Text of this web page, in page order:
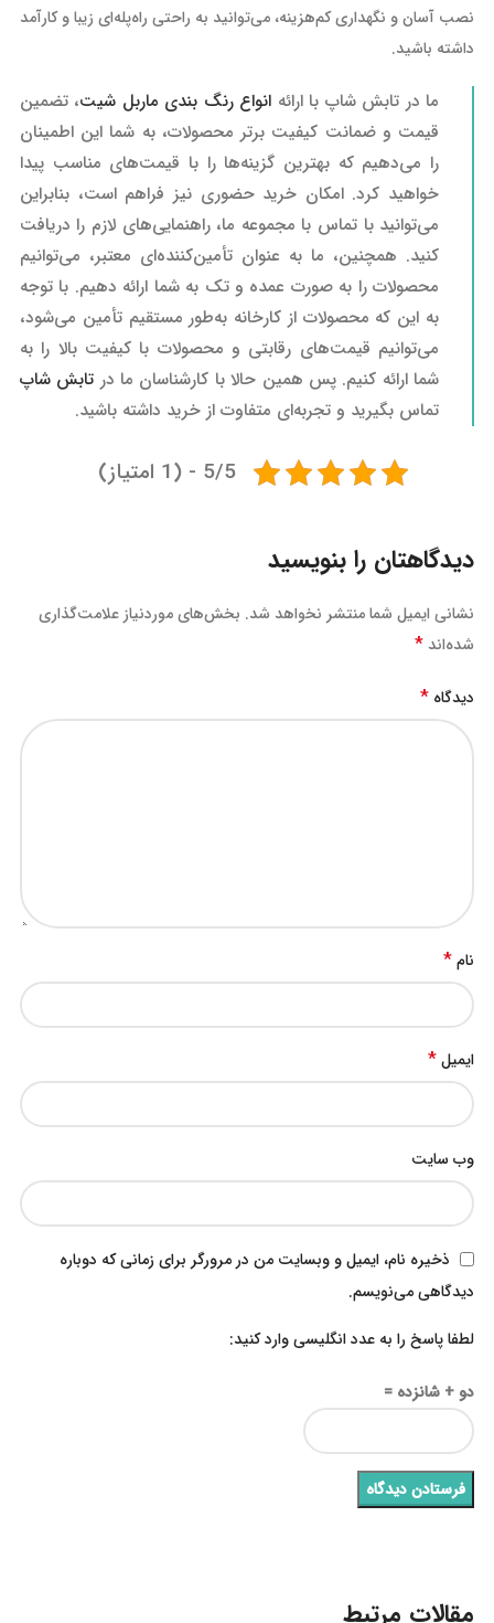
نصب آسان و نگهداری کم‌هزینه، می‌توانید به راحتی راه‌پله‌ای زیبا و کارآمد
داشته باشید.
ما در تابش شاپ با ارائه انواع رنگ بندی ماربل شیت، تضمین
قیمت و ضمانت کیفیت برتر محصولات، به شما این اطمینان
را می‌دهیم که بهترین گزینه‌ها را با قیمت‌های مناسب پیدا
خواهید کرد. امکان خرید حضوری نیز فراهم است، بنابراین
می‌توانید با تماس با مجموعه ما، راهنمایی‌های لازم را دریافت
کنید. همچنین، ما به عنوان تأمین‌کننده‌ای معتبر، می‌توانیم
محصولات را به صورت عمده و تک به شما ارائه دهیم. با توجه
به این که محصولات از کارخانه به‌طور مستقیم تأمین می‌شود،
می‌توانیم قیمت‌های رقابتی و محصولات با کیفیت بالا را به
شما ارائه کنیم. پس همین حالا با کارشناسان ما در تابش شاپ
تماس بگیرید و تجربه‌ای متفاوت از خرید داشته باشید.
5/5 - (1 امتیاز)
دیدگاهتان را بنویسید
نشانی ایمیل شما منتشر نخواهد شد. بخش‌های موردنیاز علامت‌گذاری
شده‌اند *
دیدگاه *
نام*
ایمیل*
وب‌ سایت
ذخیره نام، ایمیل و وبسایت من در مرورگر برای زمانی که دوباره
دیدگاهی می‌نویسم.
لطفا پاسخ را به عدد انگلیسی وارد کنید:
دو + شانزده =
مقالات مرتبط